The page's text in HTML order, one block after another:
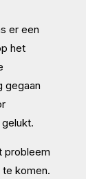
er een
het
gegaan
probleem
komen.